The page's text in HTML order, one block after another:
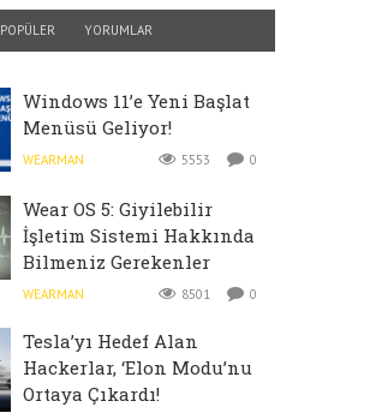
POPÜLER YORUMLAR
Windows 11’e Yeni Başlat
Menüsü Geliyor!
WEARMAN 5553 0
Wear OS 5: Giyilebilir
İşletim Sistemi Hakkında
Bilmeniz Gerekenler
WEARMAN 8501 0
Tesla’yı Hedef Alan
Hackerlar, ‘Elon Modu’nu
Ortaya Çıkardı!